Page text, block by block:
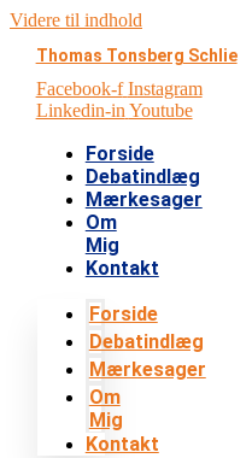
Videre til indhold
Thomas Tonsberg Schlie
Facebook-f Instagram
Linkedin-in Youtube
Forside
Debatindlæg
Mærkesager
Om
Mig
Kontakt
Forside
Debatindlæg
Mærkesager
Om
Mig
Kontakt